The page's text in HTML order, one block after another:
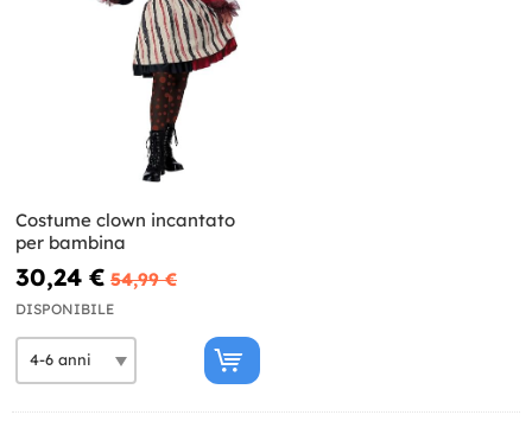
Costume clown incantato
per bambina
30,24 € 54,99 €
DISPONIBILE